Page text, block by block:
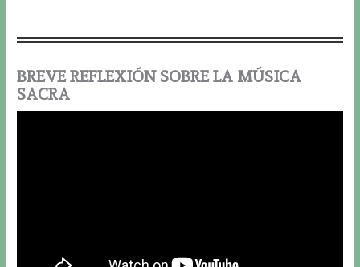
BREVE REFLEXIÓN SOBRE LA MÚSICA
SACRA